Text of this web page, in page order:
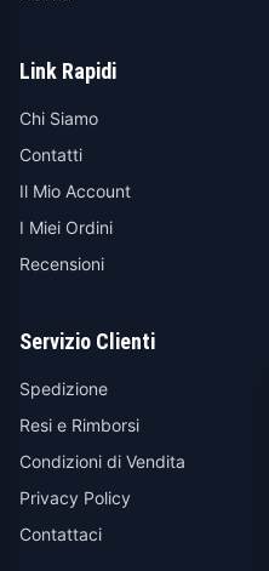
Link Rapidi
Chi Siamo
Contatti
Il Mio Account
I Miei Ordini
Recensioni
Servizio Clienti
Spedizione
Resi e Rimborsi
Condizioni di Vendita
Privacy Policy
Contattaci